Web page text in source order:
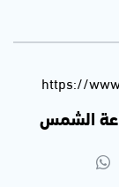
https://